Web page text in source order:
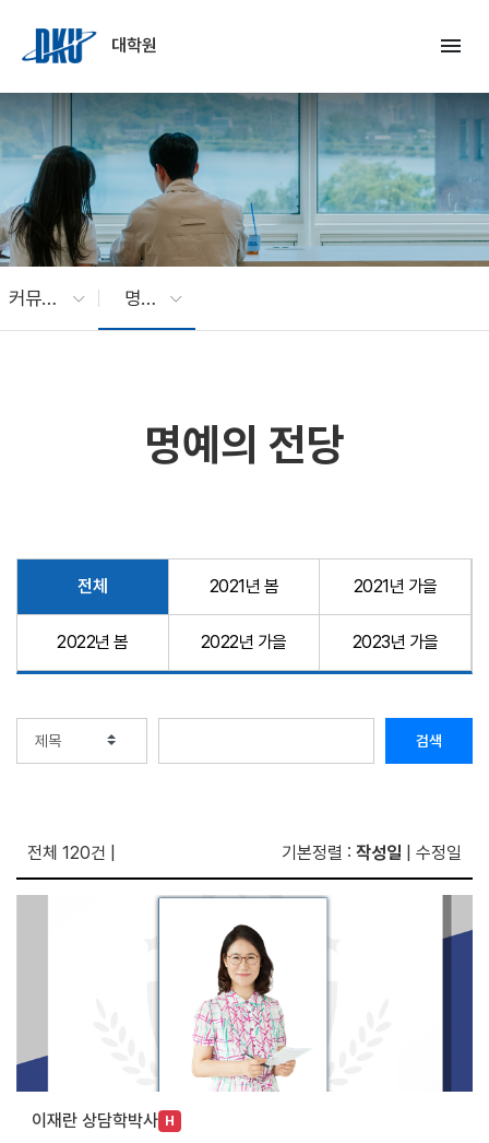
대학원
menu
커뮤니티 명예의 전당
명예의 전당
전체 2021년 봄 2021년 가을
2022년 봄 2022년 가을 2023년 가을
검색
전체 120건 기본정렬 : 작성일 수정일
이재란 상담학박사 H